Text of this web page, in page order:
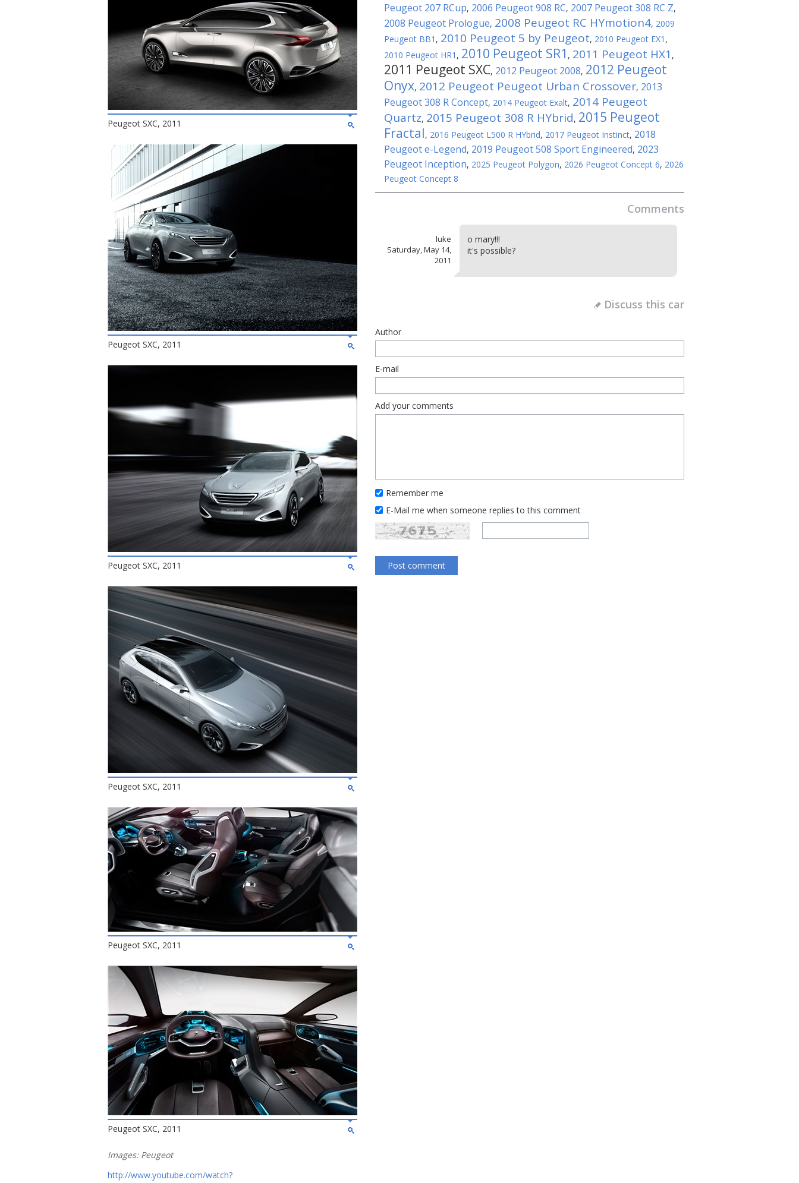
Peugeot SXC, 2011
Peugeot SXC, 2011
Peugeot SXC, 2011
Peugeot SXC, 2011
Peugeot SXC, 2011
Peugeot SXC, 2011
Images: Peugeot
http://www.youtube.com/watch?
Peugeot 207 RCup, 2006 Peugeot 908 RC, 2007 Peugeot 308 RC Z,
2008 Peugeot Prologue, 2008 Peugeot RC HYmotion4, 2009
Peugeot BB1 , 2010 Peugeot 5 by Peugeot, 2010 Peugeot EX1 ,
2010 Peugeot HR1 , 2010 Peugeot SR1 , 2011 Peugeot HX1 ,
2011 Peugeot SXC, 2012 Peugeot 2008, 2012 Peugeot
Onyx, 2012 Peugeot Peugeot Urban Crossover, 2013
Peugeot 308 R Concept, 2014 Peugeot Exalt, 2014 Peugeot
Quartz, 2015 Peugeot 308 R HYbrid, 2015 Peugeot
Fractal, 2016 Peugeot L500 R HYbrid, 2017 Peugeot Instinct, 2018
Peugeot e-Legend, 2019 Peugeot 508 Sport Engineered, 2023
Peugeot Inception, 2025 Peugeot Polygon, 2026 Peugeot Concept 6, 2026
Peugeot Concept 8
Comments
luke
Saturday, May 14,
2011
o mary!!!
it's possible?
Discuss this car
Author
E-mail
Add your comments
Remember me
E-Mail me when someone replies to this comment